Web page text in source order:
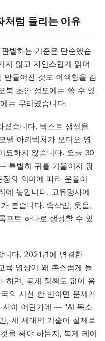
처럼 들리는 이유
별하는 기준은 단순했습
지 않고 자연스럽게 읽어
만들어진 것도 어색함을 감
북 초안 정도에는 쓸 수 있
는 무리였습니다.
습니다. 텍스트 생성을
델 아키텍처가 오디오 영
묘하지 않습니다. 오늘 30
특별히 귀를 기울이지 않
의 의미에 따라 운율이
에 놓입니다. 고유명사에
붙습니다. 속삭임, 웃음,
프트 하나로 생성할 수 있
니다. 2021년에 연결한
육 영상이 왜 촌스럽게 들
하면, 공개 정책도 없이 음
의 시선 한 번이면 문제가
사이 어딘가에 — "AI 목소
, 세 세대의 기술이 실제로
을 써야 하는지, 복제 케이